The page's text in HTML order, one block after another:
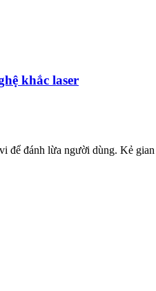
khắc laser
để đánh lừa người dùng. Kẻ